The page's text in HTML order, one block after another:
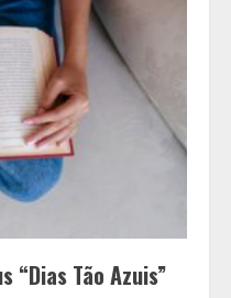
“Dias Tão Azuis”